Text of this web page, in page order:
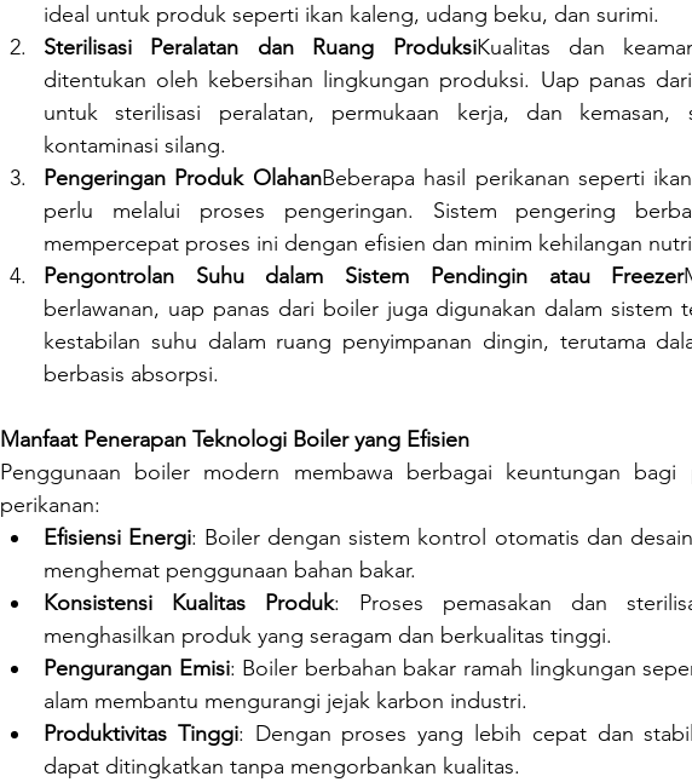
ideal untuk produk seperti ikan kaleng, udang beku, dan surimi.
Sterilisasi Peralatan dan Ruang ProduksiKualitas dan
ditentukan oleh kebersihan lingkungan produksi. Uap panas
untuk sterilisasi peralatan, permukaan kerja, dan kemasan,
kontaminasi silang.
Pengeringan Produk OlahanBeberapa hasil perikanan seperti
perlu melalui proses pengeringan. Sistem pengering
mempercepat proses ini dengan efisien dan minim kehilangan
Pengontrolan Suhu dalam Sistem Pendingin atau Freezer
berlawanan, uap panas dari boiler juga digunakan dalam sistem
kestabilan suhu dalam ruang penyimpanan dingin, terutama
berbasis absorpsi.
Manfaat Penerapan Teknologi Boiler yang Efisien
Penggunaan boiler modern membawa berbagai keuntungan bagi
perikanan:
Efisiensi Energi: Boiler dengan sistem kontrol otomatis dan
menghemat penggunaan bahan bakar.
Konsistensi Kualitas Produk: Proses pemasakan dan
menghasilkan produk yang seragam dan berkualitas tinggi.
Pengurangan Emisi: Boiler berbahan bakar ramah lingkungan
alam membantu mengurangi jejak karbon industri.
Produktivitas Tinggi: Dengan proses yang lebih cepat dan
dapat ditingkatkan tanpa mengorbankan kualitas.